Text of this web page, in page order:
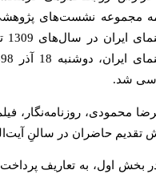
مجموعه نشست‌های پژوهشی
شد.
محمودی، روزنامه‌نگار،
تقدیم حاضران در سالنِ
در بخش اول، به تعاريف